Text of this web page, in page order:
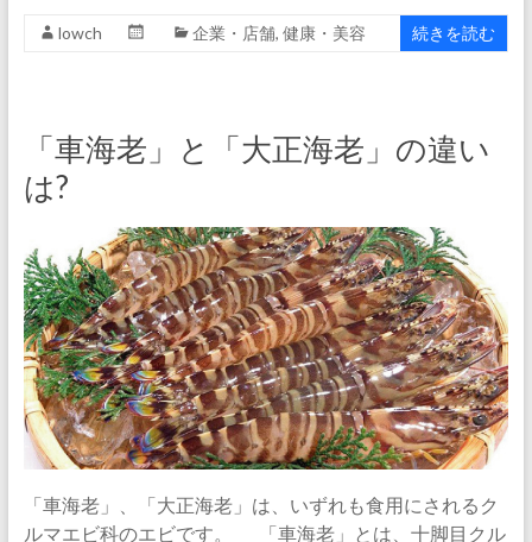
lowch 企業・店舗, 健康・美容 続きを読む
「車海老」と「大正海老」の違い
は?
「車海老」、「大正海老」は、いずれも食用にされるク
ルマエビ科のエビです。 「車海老」とは、十脚目クル